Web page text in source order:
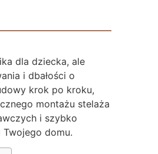
dla dziecka, ale
i dbałości o
krok po kroku,
montażu stelaża
i szybko
domu.